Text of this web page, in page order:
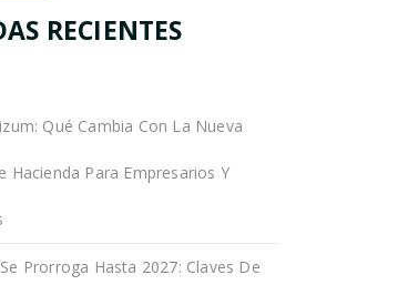
RECIENTES
Qué Cambia Con La Nueva
Hacienda Para Empresarios Y
Prorroga Hasta 2027: Claves De